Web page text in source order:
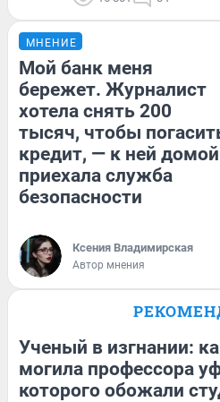
МНЕНИЕ
Мой банк меня
бережет. Журналист
хотела снять 200
тысяч, чтобы
кредит, — к ней домой
приехала служба
безопасности
Ксения Владимирская
Автор мнения
Ученый в изгнании:
могила профессора
которого обожали